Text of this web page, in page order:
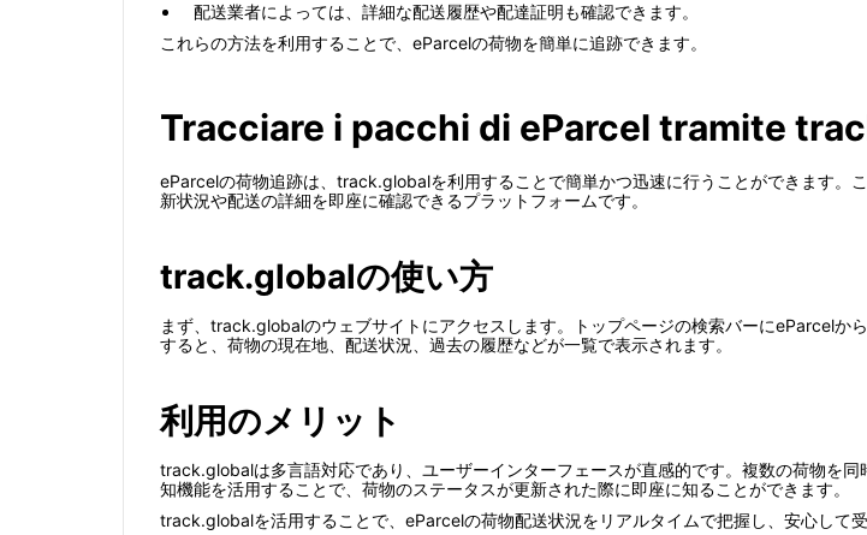
配送業者によっては、詳細な配送履歴や配達証明も確認できます。
これらの方法を利用することで、eParcelの荷物を簡単に追跡できます。
Tracciare i pacchi di eParcel tramite
eParcelの荷物追跡は、track.globalを利用することで簡単かつ迅速に行うことができます。
新状況や配送の詳細を即座に確認できるプラットフォームです。
track.globalの使い方
まず、track.globalのウェブサイトにアクセスします。トップページの検索バーにeParcelか
すると、荷物の現在地、配送状況、過去の履歴などが一覧で表示されます。
利用のメリット
track.globalは多言語対応であり、ユーザーインターフェースが直感的です。複数の荷物を
知機能を活用することで、荷物のステータスが更新された際に即座に知ることができます。
track.globalを活用することで、eParcelの荷物配送状況をリアルタイムで把握し、安心して受